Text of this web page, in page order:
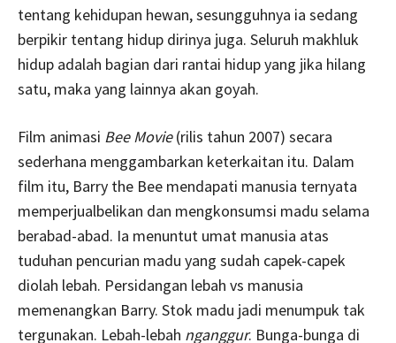
tentang kehidupan hewan, sesungguhnya ia sedang
berpikir tentang hidup dirinya juga. Seluruh makhluk
hidup adalah bagian dari rantai hidup yang jika hilang
satu, maka yang lainnya akan goyah.
Film animasi Bee Movie(rilis tahun 2007) secara
sederhana menggambarkan keterkaitan itu. Dalam
film itu, Barry the Bee mendapati manusia ternyata
memperjualbelikan dan mengkonsumsi madu selama
berabad-abad. Ia menuntut umat manusia atas
tuduhan pencurian madu yang sudah capek-capek
diolah lebah. Persidangan lebah vs manusia
memenangkan Barry. Stok madu jadi menumpuk tak
tergunakan. Lebah-lebah nganggur. Bunga-bunga di